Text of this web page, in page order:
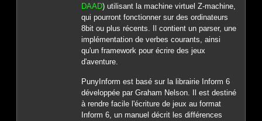
DAAD) utilisant la machine virtuel Z-machine,
qui pourront fonctionner sur des ordinateurs
8bit ou plus récents. Il contient un parser, une
implémentation de verbes courants, ainsi
qu'un framework pour écrire des jeux
d'aventure.
PunyInform est basé sur la librairie Inform 6
développée par Graham Nelson. Il est destiné
à rendre facile l'écriture de jeux au format
Inform 6, un manuel décrit les différences